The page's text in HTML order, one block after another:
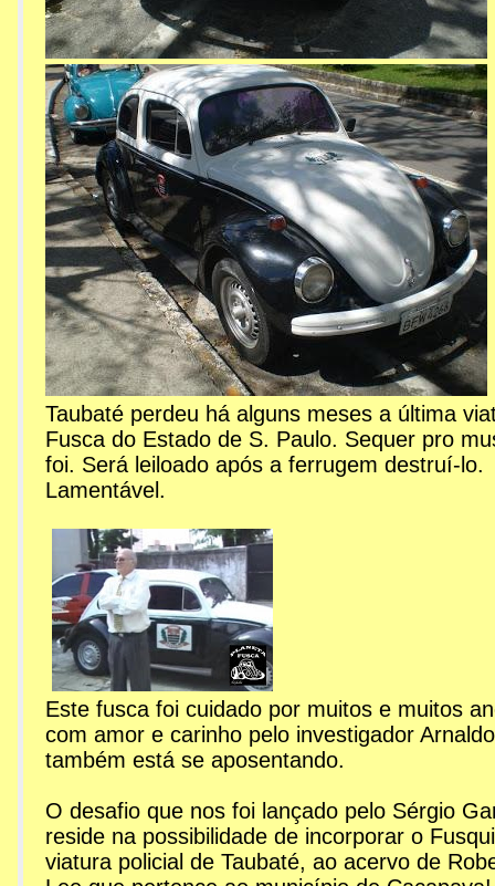
Taubaté perdeu há alguns meses a última
Fusca do Estado de S. Paulo. Sequer pro
foi. Será leiloado após a ferrugem destruí-lo.
Lamentável.
Este fusca foi cuidado por muitos e muitos
com amor e carinho pelo investigador
também está se aposentando.
O desafio que nos foi lançado pelo Sérgio
reside na possibilidade de incorporar o
viatura policial de Taubaté, ao acervo de